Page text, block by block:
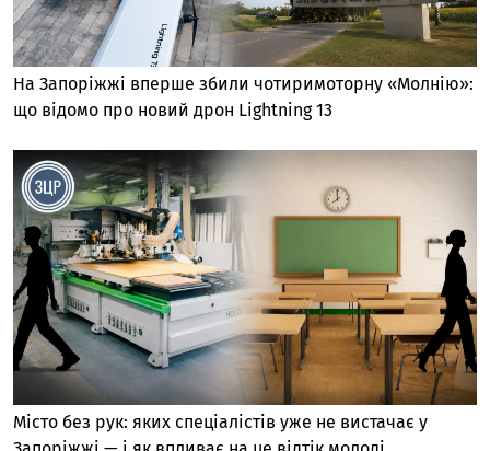
На Запоріжжі вперше збили чотиримоторну «Молнію»:
що відомо про новий дрон Lightning 13
Місто без рук: яких спеціалістів уже не вистачає у